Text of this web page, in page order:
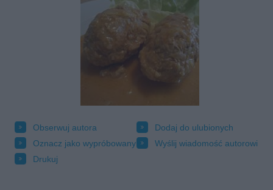
Obserwuj autora
Dodaj do ulubionych
Oznacz jako wypróbowany
Wyślij wiadomość autorowi
Drukuj